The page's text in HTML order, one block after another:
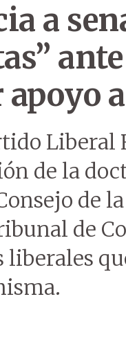
a
Liberal
de la
de
de
liberales